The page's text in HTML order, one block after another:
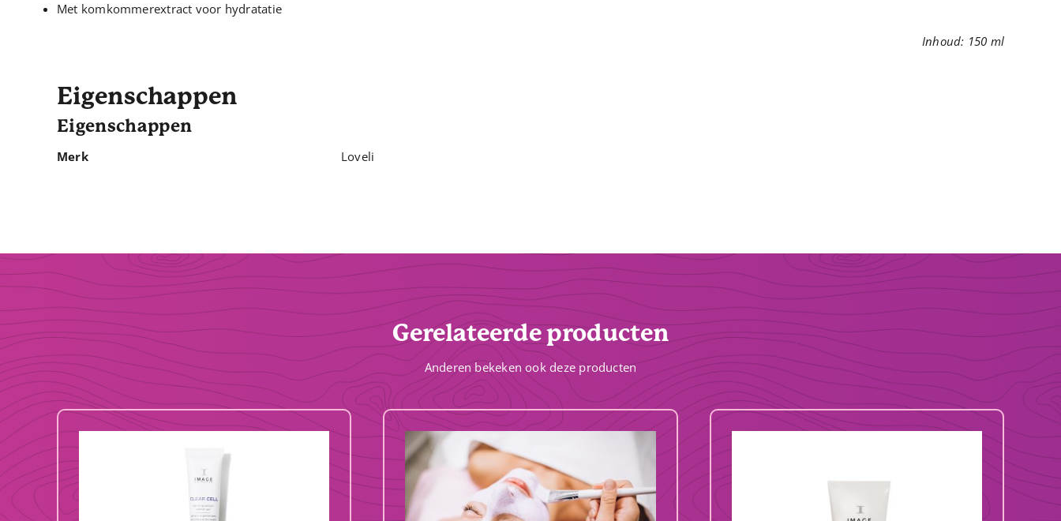
Met komkommerextract voor hydratatie
Inhoud: 150 ml
Eigenschappen
Eigenschappen
Merk Loveli
Gerelateerde producten
Anderen bekeken ook deze producten